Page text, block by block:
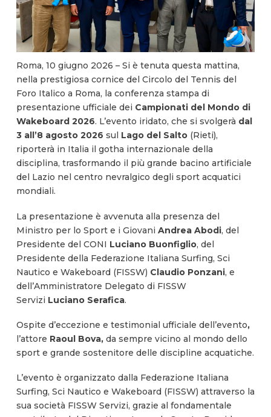
Roma, 10 giugno 2026 – Si è tenuta questa mattina,
nella prestigiosa cornice del Circolo del Tennis del
Foro Italico a Roma, la conferenza stampa di
presentazione ufficiale dei Campionati del Mondo di
Wakeboard 2026. L’evento iridato, che si svolgerà dal
3 all’8 agosto 2026 sul Lago del Salto(Rieti),
riporterà in Italia il gotha internazionale della
disciplina, trasformando il più grande bacino artificiale
del Lazio nel centro nevralgico degli sport acquatici
mondiali.
La presentazione è avvenuta alla presenza del
Ministro per lo Sport e i Giovani Andrea Abodi, del
Presidente del CONI Luciano Buonfiglio, del
Presidente della Federazione Italiana Surfing, Sci
Nautico e Wakeboard (FISSW) Claudio Ponzani, e
dell’Amministratore Delegato di FISSW
Servizi Luciano Serafica.
Ospite d’eccezione e testimonial ufficiale dell’evento,
l’attore Raoul Bova, da sempre vicino al mondo dello
sport e grande sostenitore delle discipline acquatiche.
L’evento è organizzato dalla Federazione Italiana
Surfing, Sci Nautico e Wakeboard (FISSW) attraverso la
sua società FISSW Servizi, grazie al fondamentale